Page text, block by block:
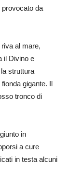
provocato da
al mare,
il Divino e
la struttura
gigante. Il
tronco di
in
a cure
in testa alcuni